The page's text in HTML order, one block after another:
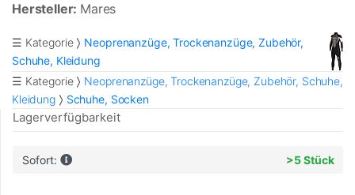
Hersteller: Mares
☰ Kategorie
Neoprenanzüge, Trockenanzüge, Zubehör,
Schuhe, Kleidung
☰ Kategorie
Neoprenanzüge, Trockenanzüge, Zubehör, Schuhe,
Kleidung
Schuhe, Socken
Lagerverfügbarkeit
Sofort: >5 Stück